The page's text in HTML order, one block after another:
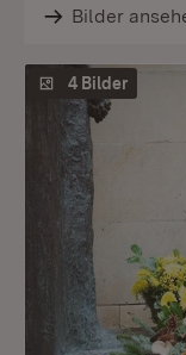
Bilder
4 Bilder